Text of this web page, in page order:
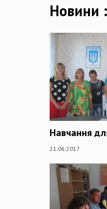
Новини
Навчання
21.06.2017